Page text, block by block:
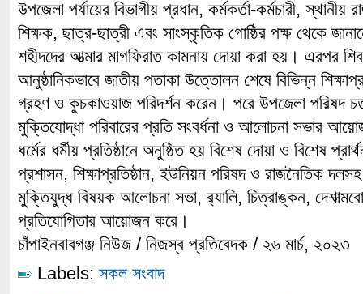
উপজেলা পর্যায়ের বিভাগীয় প্রধান, কর্মকর্তা-কর্মচারী, স্থানীয়
শিক্ষক, ছাত্র-ছাত্রী এবং সাংস্কৃতিক গোষ্ঠির পক্ষ থেকে
শহীদদের আত্মার মাগফিরাত কামনায় দোয়া করা হয়। এরপর
আনুষ্ঠানিকভাবে জাতীয় পতাকা উত্তোলন শেষে বিভিন্ন
গ্রহণ ও কুচকাওয়াজ পরিদর্শন করেন। পরে উপজেলা পরিষদ
মুক্তিযোদ্ধা পরিবারের প্রতি সংবর্ধনা ও আলোচনা সভার
ধর্মের ধর্মীয় প্রতিষ্ঠানে অনুষ্ঠিত হয় বিশেষ দোয়া ও বিশেষ
প্রশাসন, শিক্ষাপ্রতিষ্ঠান, ইউনিয়ন পরিষদ ও রাজনৈতিক
মুক্তিযুদ্ধ বিষয়ক আলোচনা সভা, র‌্যালি, চিত্রাঙ্কন,
প্রতিযোগিতার আয়োজন করে।
চাঁপাইনবাবগঞ্জ নিউজ / নিজস্ব প্রতিবেদক / ২৬ মার্চ, ২০২৩
Labels: সকল সংবাদ